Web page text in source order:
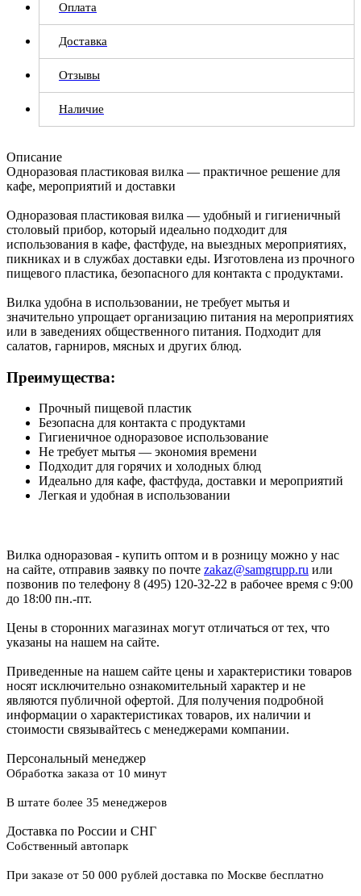
Оплата
Доставка
Отзывы
Наличие
Описание
Одноразовая пластиковая вилка — практичное решение для
кафе, мероприятий и доставки
Одноразовая пластиковая вилка — удобный и гигиеничный
столовый прибор, который идеально подходит для
использования в кафе, фастфуде, на выездных мероприятиях,
пикниках и в службах доставки еды. Изготовлена из прочного
пищевого пластика, безопасного для контакта с продуктами.
Вилка удобна в использовании, не требует мытья и
значительно упрощает организацию питания на мероприятиях
или в заведениях общественного питания. Подходит для
салатов, гарниров, мясных и других блюд.
Преимущества:
Прочный пищевой пластик
Безопасна для контакта с продуктами
Гигиеничное одноразовое использование
Не требует мытья — экономия времени
Подходит для горячих и холодных блюд
Идеально для кафе, фастфуда, доставки и мероприятий
Легкая и удобная в использовании
Вилка одноразовая - купить оптом и в розницу можно у нас
на сайте, отправив заявку по почте zakaz@samgrupp.ru или
позвонив по телефону 8 (495) 120-32-22 в рабочее время с 9:00
до 18:00 пн.-пт.
Цены в сторонних магазинах могут отличаться от тех, что
указаны на нашем на сайте.
Приведенные на нашем сайте цены и характеристики товаров
носят исключительно ознакомительный характер и не
являются публичной офертой. Для получения подробной
информации о характеристиках товаров, их наличии и
стоимости связывайтесь с менеджерами компании.
Персональный менеджер
Обработка заказа от 10 минут
В штате более 35 менеджеров
Доставка по России и СНГ
Собственный автопарк
При заказе от 50 000 рублей доставка по Москве бесплатно